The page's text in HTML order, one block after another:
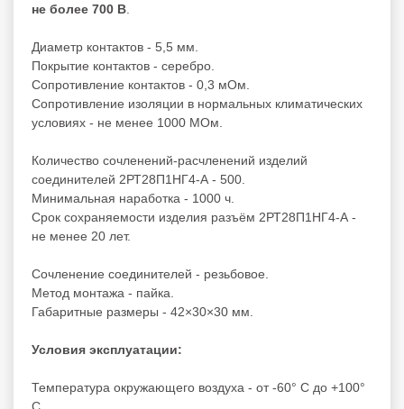
не более 700 В
Диаметр контактов - 5,5 мм.
Покрытие контактов - серебро.
Сопротивление контактов - 0,3 мОм.
Сопротивление изоляции в нормальных климатических
условиях - не менее 1000 МОм.
Количество сочленений-расчленений изделий
соединителей 2РТ28П1НГ4-А - 500.
Минимальная наработка - 1000 ч.
Срок сохраняемости изделия разъём 2РТ28П1НГ4-А -
не менее 20 лет.
Сочленение соединителей - резьбовое.
Метод монтажа - пайка.
Габаритные размеры - 42×30×30 мм.
Условия эксплуатации:
Температура окружающего воздуха - от -60° С до +100°
С.